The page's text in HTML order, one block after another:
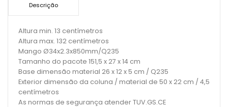
Descrição
Altura min. 13 centímetros
Altura max. 132 centímetros
Mango Ø34x2.3x850mm/Q235
Tamanho do pacote 151,5 x 27 x 14 cm
Base dimensão material 26 x 12 x 5 cm / Q235
Exterior dimensão da coluna / material de 50 x 22 cm / 4,5
centímetros
As normas de segurança atender TUV.GS.CE